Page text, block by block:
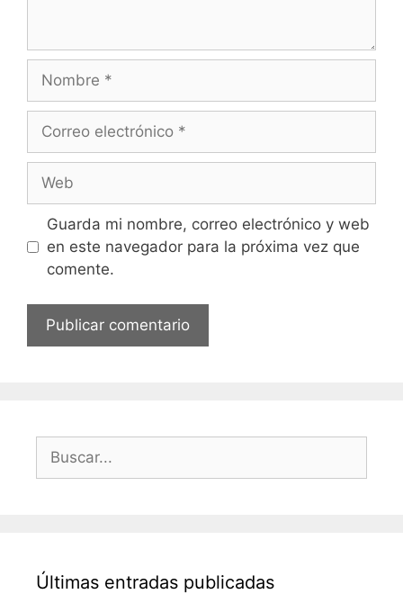
Nombre
Correo
Web
Guarda mi nombre, correo electrónico y web
en este navegador para la próxima vez que
comente.
Últimas entradas publicadas